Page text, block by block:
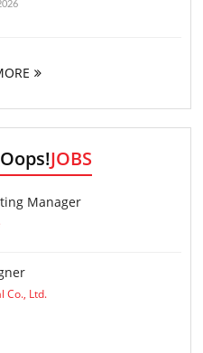
JOBS
Manager
Co., Ltd.